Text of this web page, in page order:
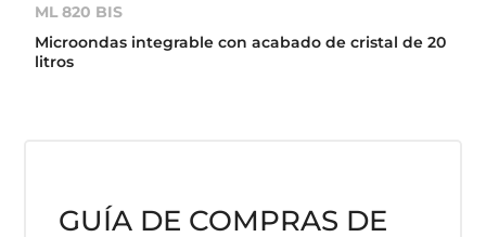
ML 820 BIS
Microondas integrable con acabado de cristal de 20
litros
GUÍA DE COMPRAS DE